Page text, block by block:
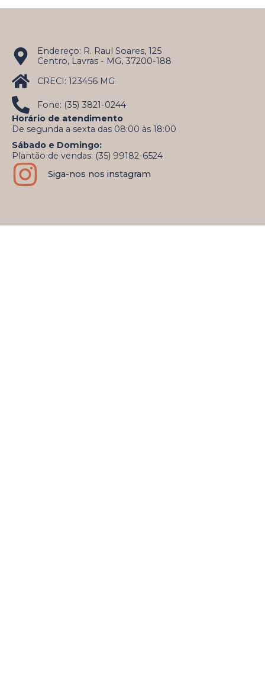
Endereço: R. Raul Soares, 125
Centro, Lavras - MG, 37200-188
CRECI: 123456 MG
Fone: (35) 3821-0244
Horário de atendimento
De segunda a sexta das 08:00 às 18:00
Sábado e Domingo:
Plantão de vendas: (35) 99182-6524
Siga-nos nos instagram